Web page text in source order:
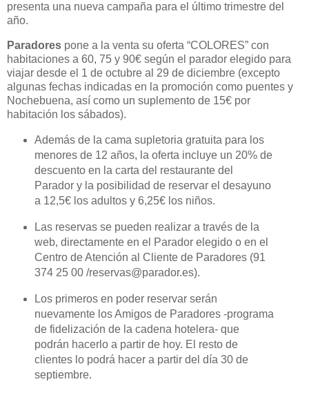
presenta una nueva campaña para el último trimestre del
año.
Paradores pone a la venta su oferta “COLORES” con
habitaciones a 60, 75 y 90€ según el parador elegido para
viajar desde el 1 de octubre al 29 de diciembre (excepto
algunas fechas indicadas en la promoción como puentes y
Nochebuena, así como un suplemento de 15€ por
habitación los sábados).
Además de la cama supletoria gratuita para los
menores de 12 años, la oferta incluye un 20% de
descuento en la carta del restaurante del
Parador y la posibilidad de reservar el desayuno
a 12,5€ los adultos y 6,25€ los niños.
Las reservas se pueden realizar a través de la
web, directamente en el Parador elegido o en el
Centro de Atención al Cliente de Paradores (91
374 25 00 /reservas@parador.es).
Los primeros en poder reservar serán
nuevamente los Amigos de Paradores -programa
de fidelización de la cadena hotelera- que
podrán hacerlo a partir de hoy. El resto de
clientes lo podrá hacer a partir del día 30 de
septiembre.